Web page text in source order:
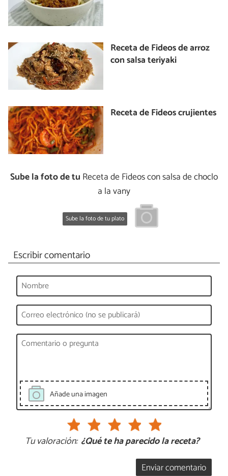
Receta de Fideos de arroz
con salsa teriyaki
Receta de Fideos crujientes
Sube la foto de tu Receta de Fideos con salsa de choclo
a la vany
Sube la foto de tu plato
Escribir comentario
Añade una imagen
Tu valoración: ¿Qué te ha parecido la receta?
Enviar comentario